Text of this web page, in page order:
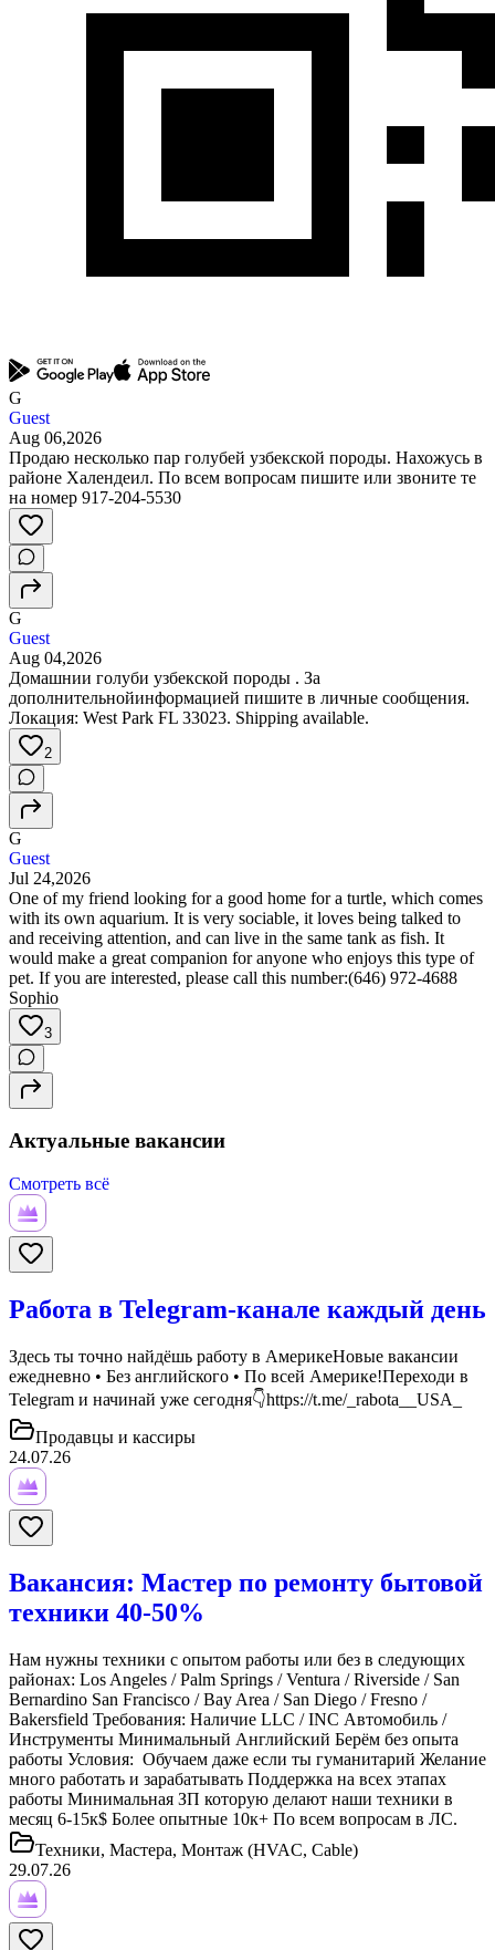
G
Guest
Aug 06,2026
Продаю несколько пар голубей узбекской породы. Нахожусь в
районе Халендеил. По всем вопросам пишите или звоните те
на номер 917-204-5530
G
Guest
Aug 04,2026
Домашнии голуби узбекской породы . За
дополнительнойинформацией пишите в личные сообщения.
Локация: West Park FL 33023. Shipping available.
2
G
Guest
Jul 24,2026
One of my friend looking for a good home for a turtle, which comes
with its own aquarium. It is very sociable, it loves being talked to
and receiving attention, and can live in the same tank as fish. It
would make a great companion for anyone who enjoys this type of
pet. If you are interested, please call this number:(646) 972-4688
Sophio
3
Актуальные вакансии
Смотреть всё
Работа в Telegram-канале каждый день
Здесь ты точно найдёшь работу в АмерикеНовые вакансии
ежедневно • Без английского • По всей Америке!Переходи в
Telegram и начинай уже сегодня👇https://t.me/_rabota__USA_
Продавцы и кассиры
24.07.26
Вакансия: Мастер по ремонту бытовой
техники 40-50%
Нам нужны техники с опытом работы или без в следующих
районах: Los Angeles / Palm Springs / Ventura / Riverside / San
Bernardino San Francisco / Bay Area / San Diego / Fresno /
Bakersfield Требования: Наличие LLC / INC Автомобиль /
Инструменты Минимальный Английский Берём без опыта
работы Условия: Обучаем даже если ты гуманитарий Желание
много работать и зарабатывать Поддержка на всех этапах
работы Минимальная ЗП которую делают наши техники в
месяц 6-15к$ Более опытные 10к+ По всем вопросам в ЛС.
Техники, Мастера, Монтаж (HVAC, Cable)
29.07.26